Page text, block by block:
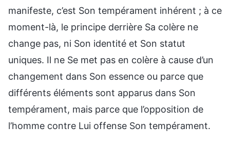
manifeste, c’est Son tempérament inhérent ; à ce
moment-là, le principe derrière Sa colère ne
change pas, ni Son identité et Son statut
uniques. Il ne Se met pas en colère à cause d’un
changement dans Son essence ou parce que
différents éléments sont apparus dans Son
tempérament, mais parce que l’opposition de
l’homme contre Lui offense Son tempérament.